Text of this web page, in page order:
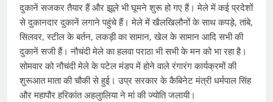
दुकानें सजकर तैयार हैं और झूले भी घूमने शुरू हो गए हैं। मेले में कई प्रदेशों
से दुकानदार दुकानें लगाने पहुंचे हैं। मेले में ​खैल​खिलौनों के साथ कपड़े, तांबे,
सिलवर, स्टील के बर्तन, लकड़ी का सामान, खेल के सामान आदि सभी की
दुकानें सजी हैं। नौचंदी मेले का हलवा पराठा भी सभी के मन को भा रहा है।
सोमवार को नौचंदी मेले के पटेल मंडप में होने वाले रंगारंग कार्यक्रमों की
शुरूआत माता की चौकी से हुई। उप्र सरकार के कैबिनेट मंत्री धर्मपाल सिंह
और महापौर हरिकांत अहलुालिया ने मां की ज्योति जलायी।